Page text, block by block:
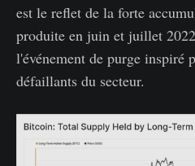
est le reflet de la forte
produite en juin et juillet
l'événement de purge inspiré
défaillants du secteur.